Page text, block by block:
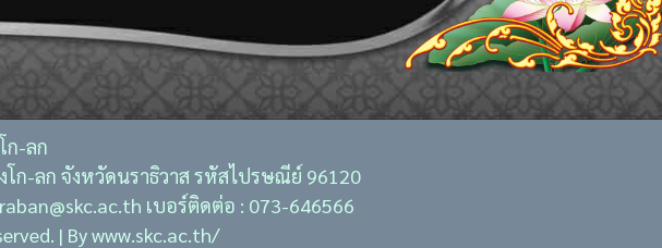
ก-ลก
ก-ลก จังหวัดนราธิวาส รหัสไปรษณีย์ 96120
เบอร์ติดต่อ : 073-646566
| By www.skc.ac.th/